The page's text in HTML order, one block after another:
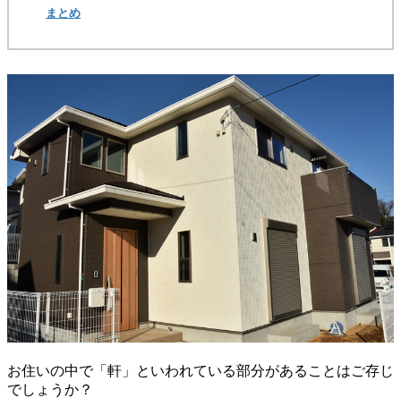
まとめ
お住いの中で「軒」といわれている部分があることはご存じ
でしょうか？